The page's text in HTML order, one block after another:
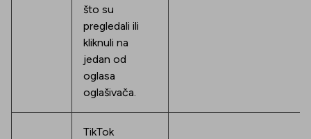
što su
pregledali ili
kliknuli na
jedan od
oglasa
oglašivača.
TikTok